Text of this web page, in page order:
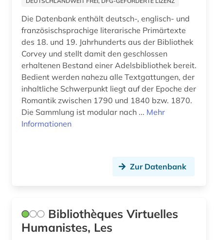
artusepik (1)
aschach (1)
astronomie (1)
audiodatei (1)
ausländisches kulturgut (1)
ausstellungskatalog (1)
Griechenland (3)
Griechenland (Altertum) (4)
Großbritannien (14)
Hessen (4)
Irland (1)
Island (9)
Israel (6)
Jugoslawien (5)
Kroatien (3)
Die Datenbank enthält deutsch-, englisch- und
französischsprachige literarische Primärtexte
des 18. und 19. Jahrhunderts aus der Bibliothek
Corvey und stellt damit den geschlossen
erhaltenen Bestand einer Adelsbibliothek bereit.
Bedient werden nahezu alle Textgattungen, der
inhaltliche Schwerpunkt liegt auf der Epoche der
Romantik zwischen 1790 und 1840 bzw. 1870.
Die Sammlung ist modular nach ... Mehr
Informationen
Zur Datenbank
Bibliothèques Virtuelles
Humanistes, Les